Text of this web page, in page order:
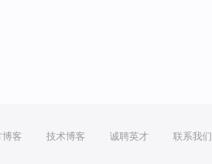
博客 技术博客 诚聘英才 联系我们